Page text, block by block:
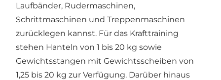
Laufbänder, Rudermaschinen,
Schrittmaschinen und Treppenmaschinen
zurücklegen kannst. Für das Krafttraining
stehen Hanteln von 1 bis 20 kg sowie
Gewichtsstangen mit Gewichtsscheiben von
1,25 bis 20 kg zur Verfügung. Darüber hinaus